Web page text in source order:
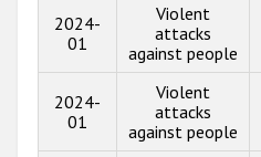
2024-
01
Violent
attacks
against people
2024-
01
Violent
attacks
against people